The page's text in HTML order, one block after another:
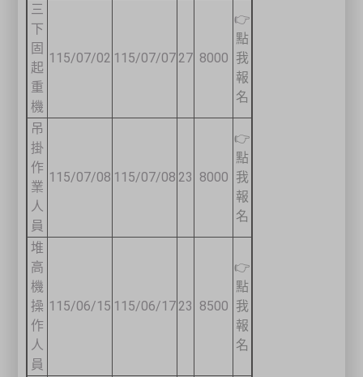
三
下
固
起
重
機
115/07/02 115/07/07 27 8000
👉
點
我
報
名
吊
掛
作
業
人
員
115/07/08 115/07/08 23 8000
👉
點
我
報
名
堆
高
機
操
作
人
員
115/06/15 115/06/17 23 8500
👉
點
我
報
名